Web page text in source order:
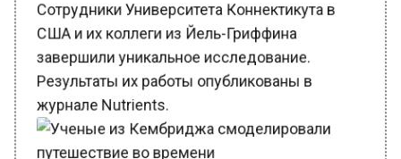
США и их коллеги из Йель-Гриффина
завершили уникальное исследование.
Результаты их работы опубликованы в
журнале Nutrients.